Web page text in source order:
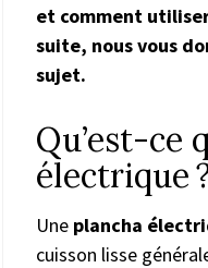
et comment
suite, nous vous
sujet.
Qu’est-ce
électrique
Une plancha
cuisson lisse